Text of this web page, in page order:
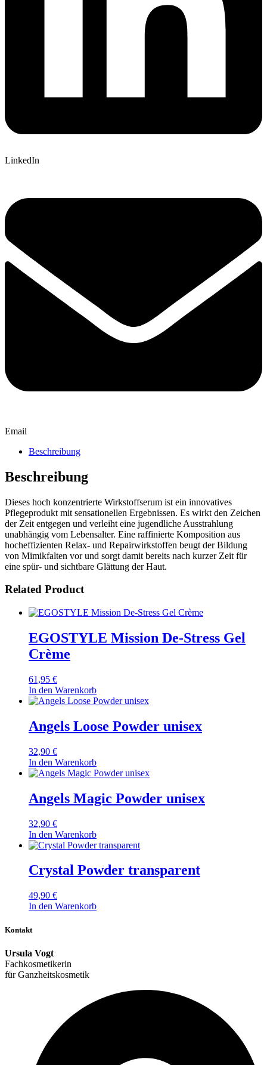
LinkedIn
Email
Beschreibung
Beschreibung
Dieses hoch konzentrierte Wirkstoffserum ist ein innovatives
Pflegeprodukt mit sensationellen Ergebnissen. Es wirkt den Zeichen
der Zeit entgegen und verleiht eine jugendliche Ausstrahlung
unabhängig vom Lebensalter. Eine raffinierte Komposition aus
hocheffizienten Relax- und Repairwirkstoffen beugt der Bildung
von Mimikfalten vor und sorgt damit bereits nach kurzer Zeit für
eine spür- und sichtbare Glättung der Haut.
Related Product
EGOSTYLE Mission De-Stress Gel
Crème
61,95 €
In den Warenkorb
Angels Loose Powder unisex
32,90 €
In den Warenkorb
Angels Magic Powder unisex
32,90 €
In den Warenkorb
Crystal Powder transparent
49,90 €
In den Warenkorb
Kontakt
Ursula Vogt
Fachkosmetikerin
für Ganzheitskosmetik